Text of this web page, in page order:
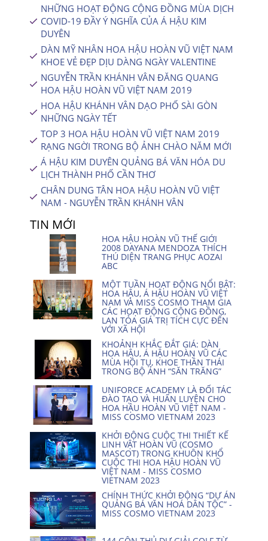
NHỮNG HOẠT ĐỘNG CỘNG ĐỒNG MÙA DỊCH
COVID-19 ĐẦY Ý NGHĨA CỦA Á HẬU KIM
DUYÊN
DÀN MỸ NHÂN HOA HẬU HOÀN VŨ VIỆT NAM
KHOE VẺ ĐẸP DỊU DÀNG NGÀY VALENTINE
NGUYỄN TRẦN KHÁNH VÂN ĐĂNG QUANG
HOA HẬU HOÀN VŨ VIỆT NAM 2019
HOA HẬU KHÁNH VÂN DẠO PHỐ SÀI GÒN
NHỮNG NGÀY TẾT
TOP 3 HOA HẬU HOÀN VŨ VIỆT NAM 2019
RẠNG NGỜI TRONG BỘ ẢNH CHÀO NĂM MỚI
Á HẬU KIM DUYÊN QUẢNG BÁ VĂN HÓA DU
LỊCH THÀNH PHỐ CẦN THƠ
CHÂN DUNG TÂN HOA HẬU HOÀN VŨ VIỆT
NAM - NGUYỄN TRẦN KHÁNH VÂN
TIN MỚI
HOA HẬU HOÀN VŨ THẾ GIỚI
2008 DAYANA MENDOZA THÍCH
THÚ DIỆN TRANG PHỤC AOZAI
ABC
MỘT TUẦN HOẠT ĐỘNG NỔI BẬT:
HOA HẬU, Á HẬU HOÀN VŨ VIỆT
NAM VÀ MISS COSMO THAM GIA
CÁC HOẠT ĐỘNG CỘNG ĐỒNG,
LAN TỎA GIÁ TRỊ TÍCH CỰC ĐẾN
VỚI XÃ HỘI
KHOẢNH KHẮC ĐẮT GIÁ: DÀN
HOA HẬU, Á HẬU HOÀN VŨ CÁC
MÙA HỘI TỤ, KHOE THẦN THÁI
TRONG BỘ ẢNH “SĂN TRĂNG”
UNIFORCE ACADEMY LÀ ĐỐI TÁC
ĐÀO TẠO VÀ HUẤN LUYỆN CHO
HOA HẬU HOÀN VŨ VIỆT NAM -
MISS COSMO VIETNAM 2023
KHỞI ĐỘNG CUỘC THI THIẾT KẾ
LINH VẬT HOÀN VŨ (COSMO
MASCOT) TRONG KHUÔN KHỔ
CUỘC THI HOA HẬU HOÀN VŨ
VIỆT NAM - MISS COSMO
VIETNAM 2023
CHÍNH THỨC KHỞI ĐỘNG “DỰ ÁN
QUẢNG BÁ VĂN HOÁ DÂN TỘC” -
MISS COSMO VIETNAM 2023